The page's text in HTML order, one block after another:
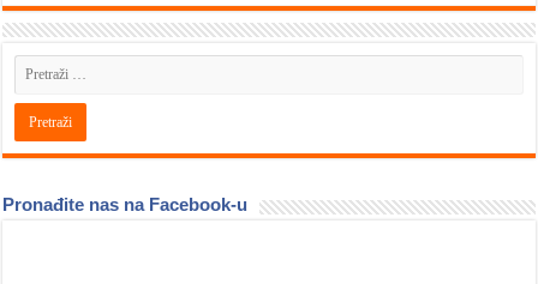
Pronađite nas na Facebook-u